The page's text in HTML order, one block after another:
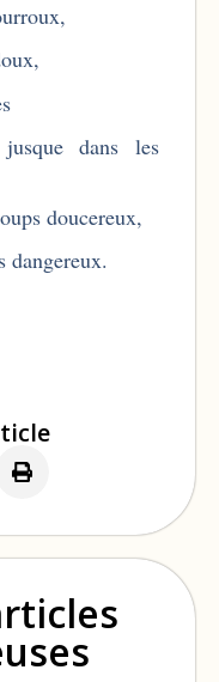
dans les
doucereux,
dangereux.